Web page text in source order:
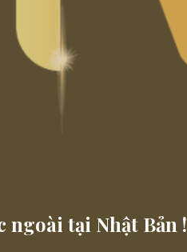
ngoài tại Nhật Bản !